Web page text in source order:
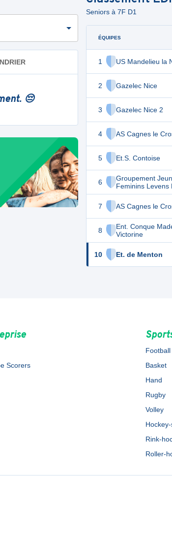
😔
Seniors à 7F D1
ÉQUIPES
1 US Mandelieu la
2 Gazelec Nice
3 Gazelec Nice 2
4 AS Cagnes le
5 Et.S. Contoise
6
Groupement
Feminins Levens
7 AS Cagnes le
8
Ent. Conque
Victorine
10 Et. de Menton
Scorers
Football
Basket
Hand
Rugby
Volley
Rink-
Roller-